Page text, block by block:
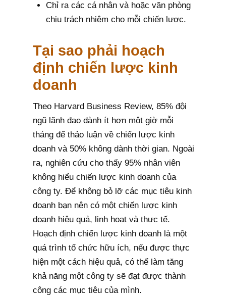
Chỉ ra các cá nhân và hoặc văn phòng
chịu trách nhiệm cho mỗi chiến lược.
Tại sao phải hoạch
định chiến lược kinh
doanh
Theo Harvard Business Review, 85% đội
ngũ lãnh đạo dành ít hơn một giờ mỗi
tháng để thảo luận về chiến lược kinh
doanh và 50% không dành thời gian. Ngoài
ra, nghiên cứu cho thấy 95% nhân viên
không hiểu chiến lược kinh doanh của
công ty. Để không bỏ lỡ các mục tiêu kinh
doanh bạn nên có một chiến lược kinh
doanh hiệu quả, linh hoạt và thực tế.
Hoạch định chiến lược kinh doanh là một
quá trình tổ chức hữu ích, nếu được thực
hiện một cách hiệu quả, có thể làm tăng
khả năng một công ty sẽ đạt được thành
công các mục tiêu của mình.